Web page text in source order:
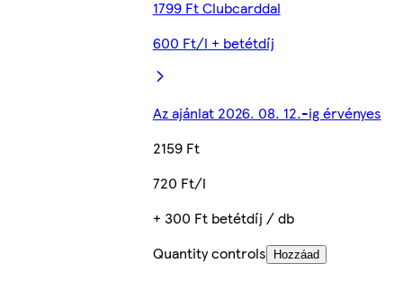
1799 Ft Clubcarddal
600 Ft/l + betétdíj
Az ajánlat 2026. 08. 12.-ig érvényes
2159 Ft
720 Ft/l
+ 300 Ft betétdíj / db
Quantity controls
Hozzáad